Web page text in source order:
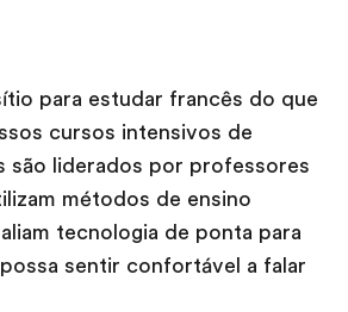
para estudar francês do que
cursos intensivos de
são liderados por professores
métodos de ensino
tecnologia de ponta para
sentir confortável a falar